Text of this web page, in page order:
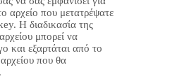
αρχείο που μετατρέψατε
Η διαδικασία της
μπορεί να
και εξαρτάται από το
που θα